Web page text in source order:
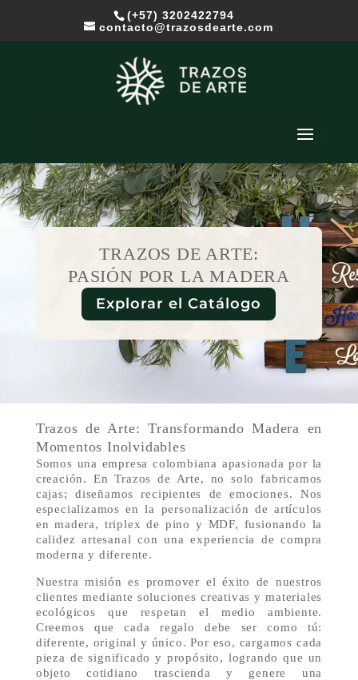
(+57) 3202422794
contacto@trazosdearte.com
TRAZOS DE ARTE:
PASIÓN POR LA MADERA
Explorar el Catálogo
Trazos de Arte: Transformando Madera en
Momentos Inolvidables
Somos una empresa colombiana apasionada por la
creación. En Trazos de Arte, no solo fabricamos
cajas; diseñamos recipientes de emociones. Nos
especializamos en la personalización de artículos
en madera, triplex de pino y MDF, fusionando la
calidez artesanal con una experiencia de compra
moderna y diferente.
Nuestra misión es promover el éxito de nuestros
clientes mediante soluciones creativas y materiales
ecológicos que respetan el medio ambiente.
Creemos que cada regalo debe ser como tú:
diferente, original y único. Por eso, cargamos cada
pieza de significado y propósito, logrando que un
objeto cotidiano trascienda y genere una